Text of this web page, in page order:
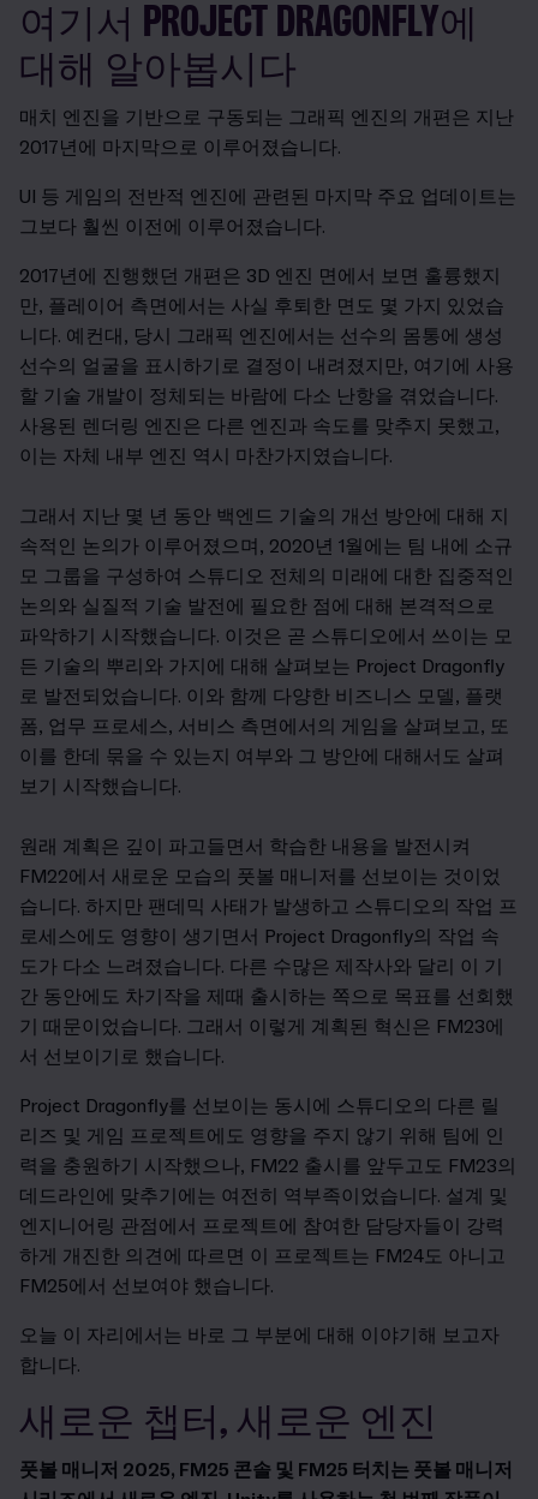
여기서 PROJECT DRAGONFLY에
대해 알아봅시다
매치 엔진을 기반으로 구동되는 그래픽 엔진의 개편은 지난
2017년에 마지막으로 이루어졌습니다.
UI 등 게임의 전반적 엔진에 관련된 마지막 주요 업데이트는
그보다 훨씬 이전에 이루어졌습니다.
2017년에 진행했던 개편은 3D 엔진 면에서 보면 훌륭했지
만, 플레이어 측면에서는 사실 후퇴한 면도 몇 가지 있었습
니다. 예컨대, 당시 그래픽 엔진에서는 선수의 몸통에 생성
선수의 얼굴을 표시하기로 결정이 내려졌지만, 여기에 사용
할 기술 개발이 정체되는 바람에 다소 난항을 겪었습니다.
사용된 렌더링 엔진은 다른 엔진과 속도를 맞추지 못했고,
이는 자체 내부 엔진 역시 마찬가지였습니다.
그래서 지난 몇 년 동안 백엔드 기술의 개선 방안에 대해 지
속적인 논의가 이루어졌으며, 2020년 1월에는 팀 내에 소규
모 그룹을 구성하여 스튜디오 전체의 미래에 대한 집중적인
논의와 실질적 기술 발전에 필요한 점에 대해 본격적으로
파악하기 시작했습니다. 이것은 곧 스튜디오에서 쓰이는 모
든 기술의 뿌리와 가지에 대해 살펴보는 Project Dragonfly
로 발전되었습니다. 이와 함께 다양한 비즈니스 모델, 플랫
폼, 업무 프로세스, 서비스 측면에서의 게임을 살펴보고, 또
이를 한데 묶을 수 있는지 여부와 그 방안에 대해서도 살펴
보기 시작했습니다.
원래 계획은 깊이 파고들면서 학습한 내용을 발전시켜
FM22에서 새로운 모습의 풋볼 매니저를 선보이는 것이었
습니다. 하지만 팬데믹 사태가 발생하고 스튜디오의 작업 프
로세스에도 영향이 생기면서 Project Dragonfly의 작업 속
도가 다소 느려졌습니다. 다른 수많은 제작사와 달리 이 기
간 동안에도 차기작을 제때 출시하는 쪽으로 목표를 선회했
기 때문이었습니다. 그래서 이렇게 계획된 혁신은 FM23에
서 선보이기로 했습니다.
Project Dragonfly를 선보이는 동시에 스튜디오의 다른 릴
리즈 및 게임 프로젝트에도 영향을 주지 않기 위해 팀에 인
력을 충원하기 시작했으나, FM22 출시를 앞두고도 FM23의
데드라인에 맞추기에는 여전히 역부족이었습니다. 설계 및
엔지니어링 관점에서 프로젝트에 참여한 담당자들이 강력
하게 개진한 의견에 따르면 이 프로젝트는 FM24도 아니고
FM25에서 선보여야 했습니다.
오늘 이 자리에서는 바로 그 부분에 대해 이야기해 보고자
합니다.
새로운 챕터, 새로운 엔진
풋볼 매니저 2025, FM25 콘솔 및 FM25 터치는 풋볼 매니저